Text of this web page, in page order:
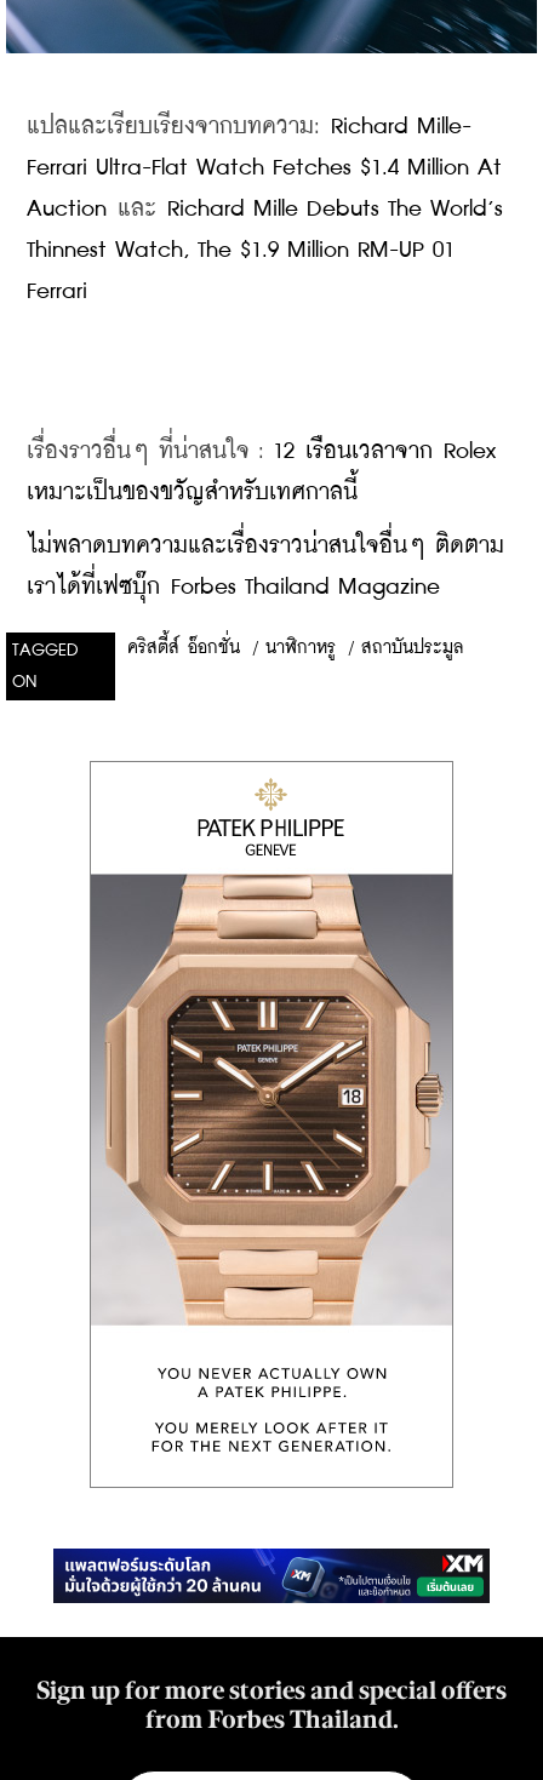
แปลและเรียบเรียงจากบทความ: Richard Mille-
Ferrari Ultra-Flat Watch Fetches $1.4 Million At
Auction และ Richard Mille Debuts The World’s
Thinnest Watch, The $1.9 Million RM-UP 01
Ferrari
เรื่องราวอื่นๆ ที่น่าสนใจ : 12 เรือนเวลาจาก Rolex
เหมาะเป็นของขวัญสำหรับเทศกาลนี้
​ไม่พลาดบทความและเรื่องราวน่าสนใจอื่นๆ ติดตาม
เราได้ที่เฟซบุ๊ก Forbes Thailand Magazine
TAGGED
ON
คริสตี้ส์ อ๊อกชั่น / นาฬิกาหรู / สถาบันประมูล
Sign up for more stories and special offers
from Forbes Thailand.